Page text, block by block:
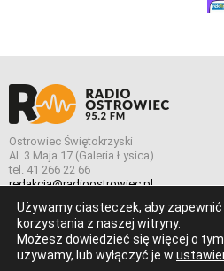
Ostrowiec Świętokrzyski
Al. 3 Maja 17 (Galeria Łysica)
tel. 41 266 22 66
redakcja@radioostrowiec.pl
© Wszelkie prawa zastrzeżone.
Ostrowiec.
Używamy ciasteczek, aby
korzystania z naszej witryny.
Możesz dowiedzieć się więcej o
używamy, lub wyłączyć je w